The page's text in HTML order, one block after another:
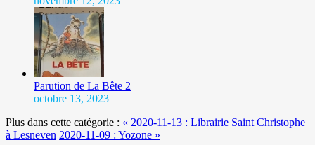
Parution de La Bête 2
octobre 13, 2023
Plus dans cette catégorie : « 2020-11-13 : Librairie Saint Christophe
à Lesneven 2020-11-09 : Yozone »